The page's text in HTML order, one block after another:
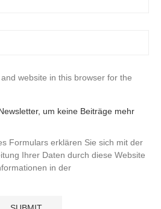
website in this browser for the
um keine Beiträge mehr
Formulars erklären Sie sich mit der
Ihrer Daten durch diese Website
in der